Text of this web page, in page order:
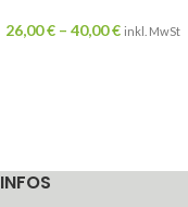
26,00€ – 40,00€ inkl. MwSt
INFOS